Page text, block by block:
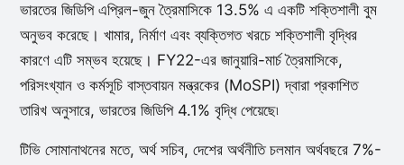
ভারতের জিডিপি এপ্রিল-জুন ত্রৈমাসিকে 13.5% এ একটি শক্তিশালী বুম
অনুভব করেছে। খামার, নির্মাণ এবং ব্যক্তিগত খরচে শক্তিশালী বৃদ্ধির
কারণে এটি সম্ভব হয়েছে। FY22-এর জানুয়ারি-মার্চ ত্রৈমাসিকে,
পরিসংখ্যান ও কর্মসূচি বাস্তবায়ন মন্ত্রকের (MoSPI) দ্বারা প্রকাশিত
তারিখ অনুসারে, ভারতের জিডিপি 4.1% বৃদ্ধি পেয়েছে৷
টিভি সোমানাথনের মতে, অর্থ সচিব, দেশের অর্থনীতি চলমান অর্থবছরে 7%-